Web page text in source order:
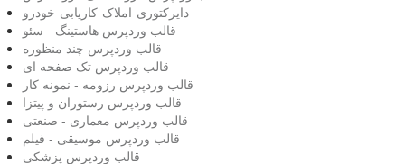
دایرکتوری-املاک-کاریابی-خودرو
قالب وردپرس هاستینگ - سئو
قالب وردپرس چند منظوره
قالب وردپرس تک صفحه ای
قالب وردپرس رزومه - نمونه کار
قالب وردپرس رستوران و پیتزا
قالب وردپرس معماری - صنعتی
قالب وردپرس موسیقی - فیلم
قالب وردپرس پزشکی